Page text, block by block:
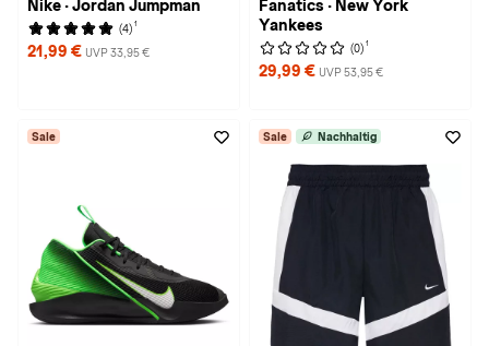
Nike · Jordan Jumpman
(4) 1
21,99 € UVP 33,95 €
Fanatics · New York
Yankees
(0) 1
29,99 € UVP 53,95 €
Sale Sale Nachhaltig